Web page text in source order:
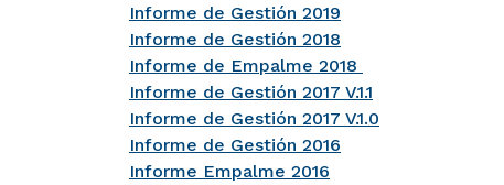
Informe de Gestión 2019
Informe de Gestión 2018
Informe de Empalme 2018
Informe de Gestión 2017 V.1.1
Informe de Gestión 2017 V.1.0
Informe de Gestión 2016
Informe Empalme 2016